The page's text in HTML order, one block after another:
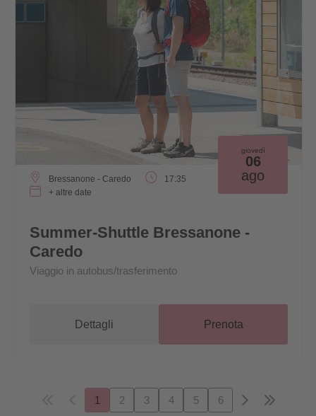
giovedì
06
ago
Bressanone - Caredo
17:35
+ altre date
Summer-Shuttle Bressanone -
Caredo
Viaggio in autobus/trasferimento
Dettagli Prenota
1 2 3 4 5 6